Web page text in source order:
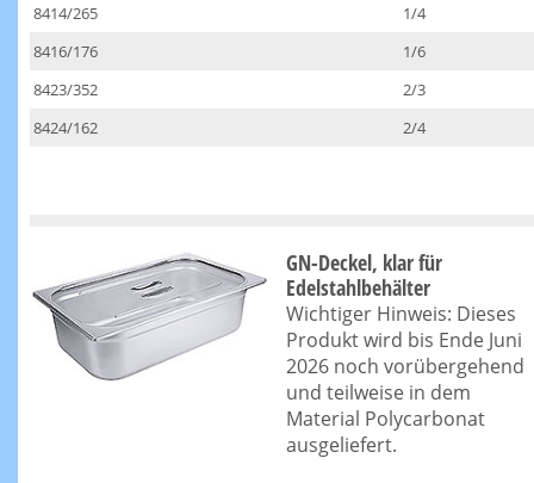
8414/265
1/4
8416/176
1/6
8423/352
2/3
8424/162
2/4
GN-Deckel, klar für
Edelstahlbehälter
Wichtiger Hinweis: Dieses
Produkt wird bis Ende Juni
2026 noch vorübergehend
und teilweise in dem
Material Polycarbonat
ausgeliefert.